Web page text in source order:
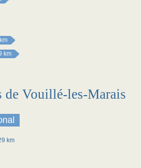
km
de Vouillé-les-Marais
km